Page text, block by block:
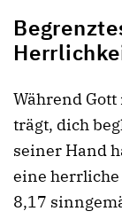
Während
trägt, dich
seiner Hand
eine
8,17